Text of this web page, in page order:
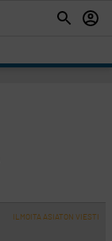
ILMOITA ASIATON VIESTI